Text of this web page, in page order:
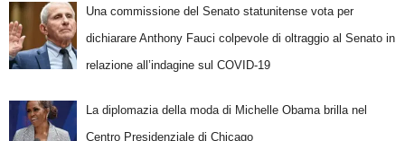
Una commissione del Senato statunitense vota per
dichiarare Anthony Fauci colpevole di oltraggio al Senato in
relazione all’indagine sul COVID-19
La diplomazia della moda di Michelle Obama brilla nel
Centro Presidenziale di Chicago